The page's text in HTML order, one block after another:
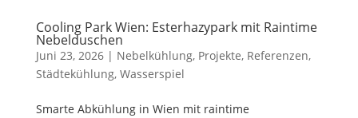
Cooling Park Wien: Esterhazypark mit Raintime
Nebelduschen
Juni 23, 2026| Nebelkühlung, Projekte, Referenzen,
Städtekühlung, Wasserspiel
Smarte Abkühlung in Wien mit raintime